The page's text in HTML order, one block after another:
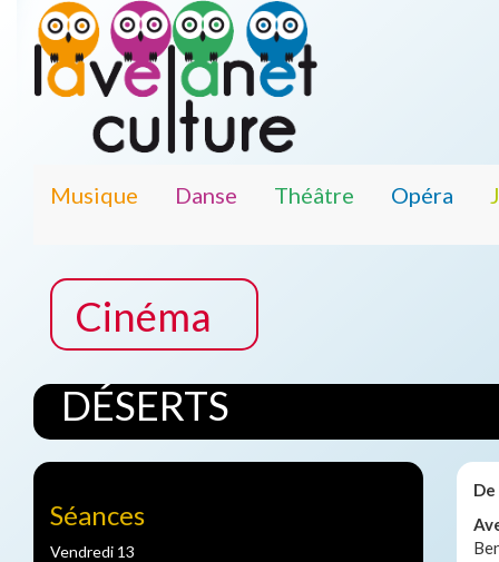
Musique Danse Théâtre Opéra
Cinéma
DÉSERTS
Séances
Vendredi 13
De